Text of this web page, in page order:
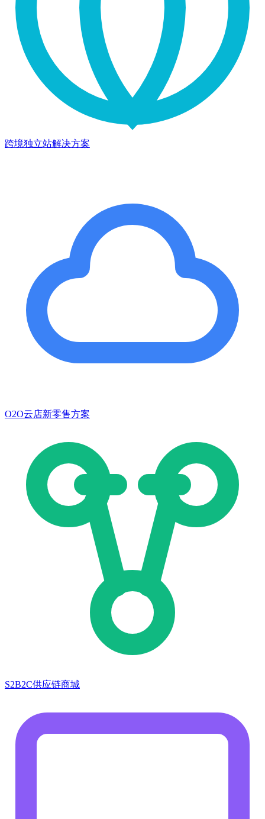
跨境独立站解决方案
O2O云店新零售方案
S2B2C供应链商城